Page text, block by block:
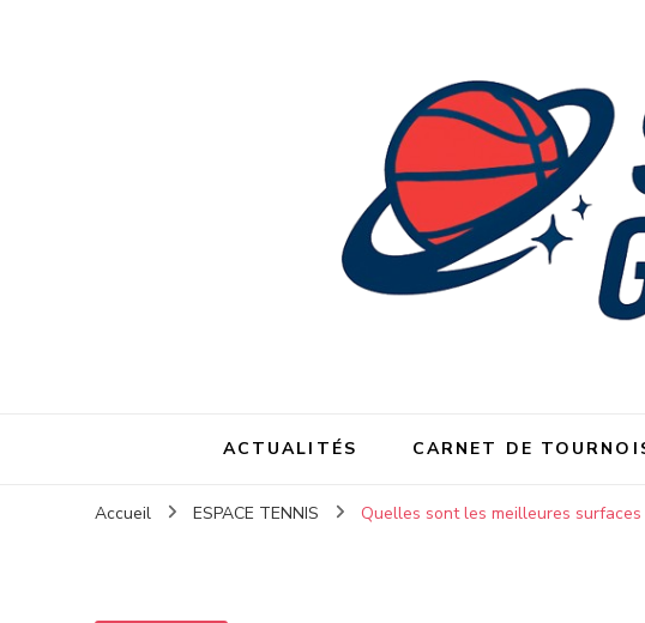
ACTUALITÉS CARNET DE
Accueil ESPACE TENNIS Quelles sont les meilleures